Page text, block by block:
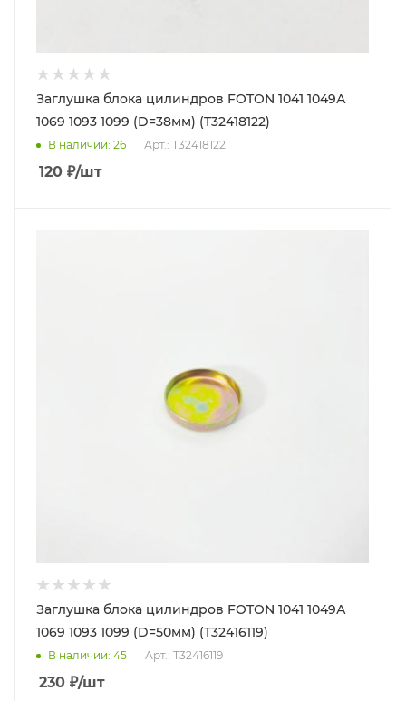
Заглушка блока цилиндров FOTON 1041 1049А
1069 1093 1099 (D=38мм) (T32418122)
В наличии: 26 Арт.: T32418122
120 ₽/шт
Заглушка блока цилиндров FOTON 1041 1049А
1069 1093 1099 (D=50мм) (T32416119)
В наличии: 45 Арт.: T32416119
230 ₽/шт